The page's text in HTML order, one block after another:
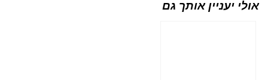
אולי יעניין אותך גם